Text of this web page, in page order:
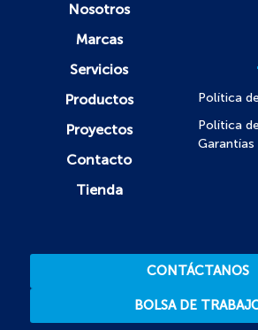
Nosotros
Marcas
Servicios
Productos
Proyectos
Contacto
Tienda
Política
Política
Garantías
CONTÁCTANOS
BOLSA DE